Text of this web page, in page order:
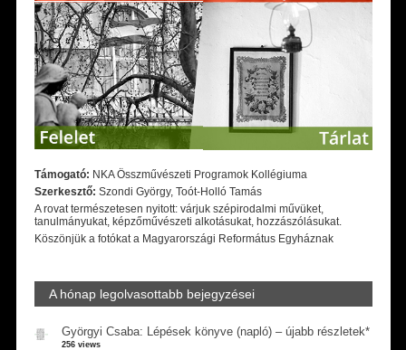
Támogató: NKA Összművészeti Programok Kollégiuma
Szerkesztő: Szondi György, Toót-Holló Tamás
A rovat természetesen nyitott: várjuk szépirodalmi művüket,
tanulmányukat, képzőművészeti alkotásukat, hozzászólásukat.
Köszönjük a fotókat a Magyarországi Református Egyháznak
A hónap legolvasottabb bejegyzései
Györgyi Csaba: Lépések könyve (napló) – újabb részletek*
256 views